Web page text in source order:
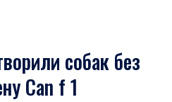
собак без
Can f 1